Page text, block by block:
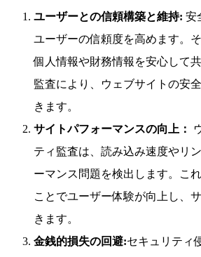
ユーザーとの信頼構築と維持: 安
ユーザーの信頼度を高めます。
個人情報や財務情報を安心して
監査により、ウェブサイトの安
きます。
サイトパフォーマンスの向上：
ティ監査は、読み込み速度やリ
ーマンス問題を検出します。こ
ことでユーザー体験が向上し、
きます。
金銭的損失の回避:セキュリティ